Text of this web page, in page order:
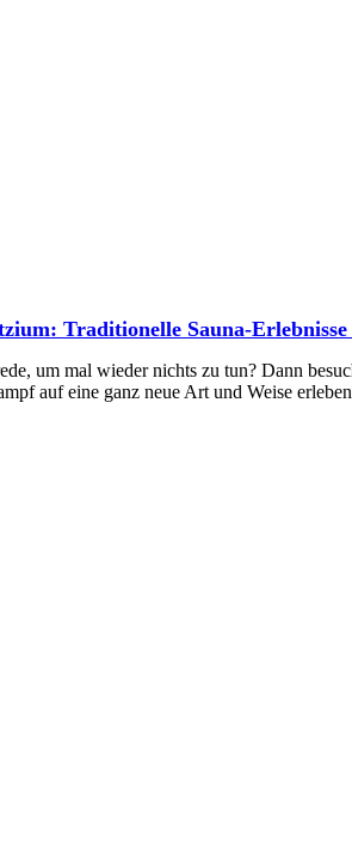
Traditionelle Sauna-Erlebnisse
um mal wieder nichts zu tun? Dann
auf eine ganz neue Art und Weise